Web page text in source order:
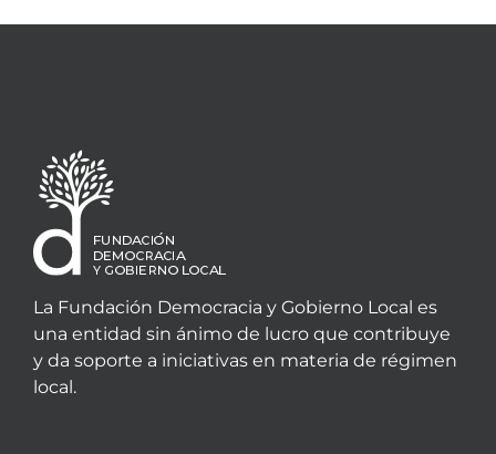
La Fundación Democracia y Gobierno Local es
una entidad sin ánimo de lucro que contribuye
y da soporte a iniciativas en materia de régimen
local.